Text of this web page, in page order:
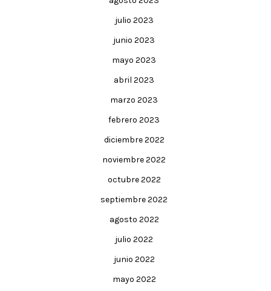
julio 2023
junio 2023
mayo 2023
abril 2023
marzo 2023
febrero 2023
diciembre 2022
noviembre 2022
octubre 2022
septiembre 2022
agosto 2022
julio 2022
junio 2022
mayo 2022